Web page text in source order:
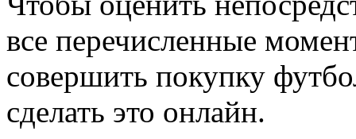
все перечисленные
совершить покупку
сделать это онлайн.